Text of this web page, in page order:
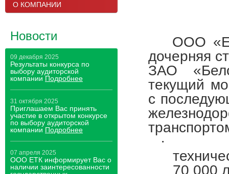
О КОМПАНИИ
Новости
09 декабря 2025
Результаты конкурса по
выбору аудиторской
компании Подробнее
31 октября 2025
Приглашаем Вас принять
участие в открытом конкурсе
по выбору аудиторской
компании Подробнее
07 апреля 2025
ООО ЕТК информирует Вас о
наличии заинтересованности
ООО
дочерняя
ЗАО
текущий
с
·
70 000